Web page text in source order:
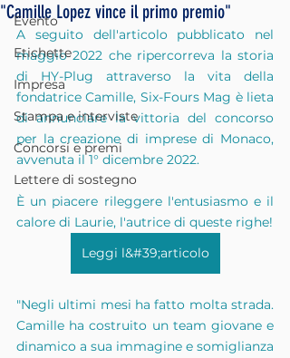
Evento
Etichette
Impresa
Stampa e interviste
Concorsi e premi
Lettere di sostegno
"Camille Lopez vince il primo premio"
A seguito dell'articolo pubblicato nel
maggio 2022 che ripercorreva la storia
di HY-Plug attraverso la vita della
fondatrice Camille, Six-Fours Mag è lieta
di annunciare la vittoria del concorso
per la creazione di imprese di Monaco,
avvenuta il 1° dicembre 2022.
È un piacere rileggere l'entusiasmo e il
calore di Laurie, l'autrice di queste righe!
Leggi l&#39;articolo
"Negli ultimi mesi ha fatto molta strada.
Camille ha costruito un team giovane e
dinamico a sua immagine e somiglianza